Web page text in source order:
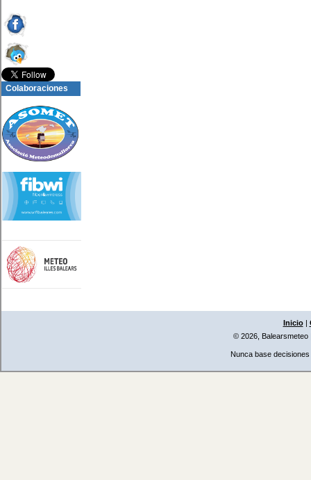
Colaboraciones
Inicio|
© 2026, Balearsmeteo
Nunca base